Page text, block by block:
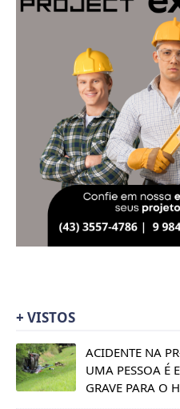
+ VISTOS
ACIDENTE NA
UMA PESSOA É
GRAVE PARA O